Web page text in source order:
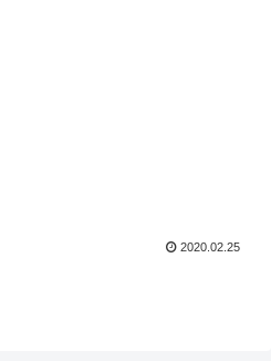
2020.02.25